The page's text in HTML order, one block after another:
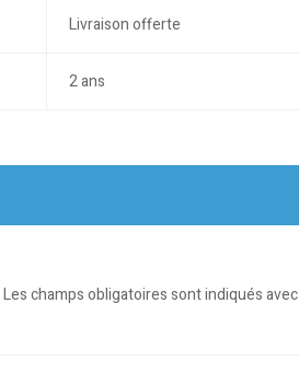
Livraison offerte
2 ans
Les champs obligatoires sont indiqués avec